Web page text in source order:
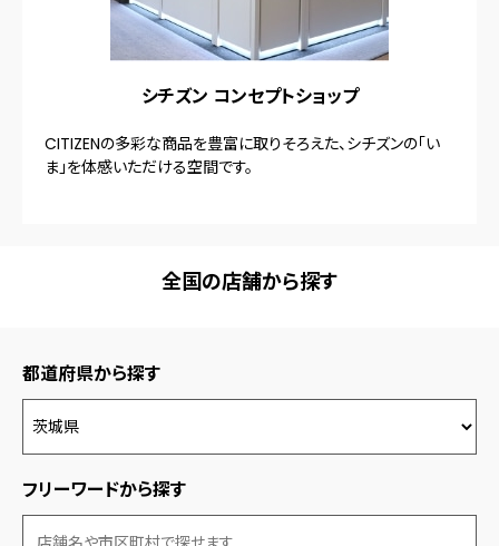
シチズン コンセプトショップ
CITIZENの多彩な商品を豊富に取りそろえた、シチズンの「い
ま」を体感いただける空間です。
全国の店舗から探す
都道府県から探す
フリーワードから探す